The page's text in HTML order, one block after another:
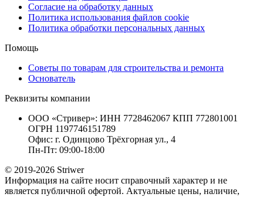
Согласие на обработку данных
Политика использования файлов cookie
Политика обработки персональных данных
Помощь
Советы по товарам для строительства и ремонта
Основатель
Реквизиты компании
ООО «Стривер»: ИНН 7728462067 КПП 772801001
ОГРН 1197746151789
Офис: г. Одинцово Трёхгорная ул., 4
Пн-Пт: 09:00-18:00
© 2019-2026 Striwer
Информация на сайте носит справочный характер и не
является публичной офертой. Актуальные цены, наличие,